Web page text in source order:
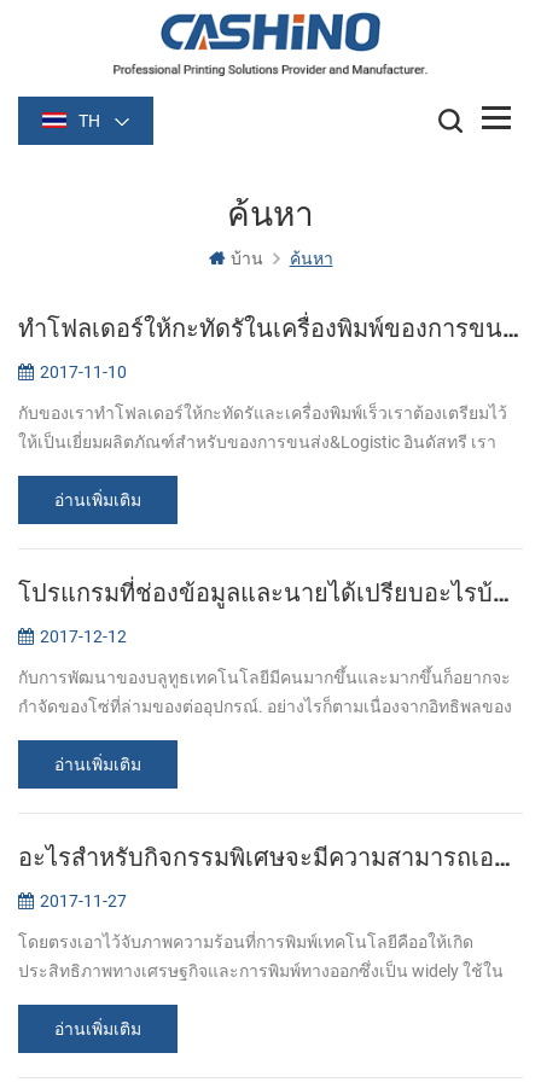
TH
ค้นหา
บ้าน ค้นหา
ทำโฟลเดอร์ให้กะทัดรัในเครื่องพิมพ์ของการขนส่ง&Logistics
2017-11-10
กับของเราทำโฟลเดอร์ให้กะทัดรัและเครื่องพิมพ์เร็วเราต้องเตรียมไว้
ให้เป็นเยี่ยมผลิตภัณฑ์สำหรับของการขนส่ง&Logistic อินดัสทรี เรา
เพื่อให้เรื่...
อ่านเพิ่มเติม
โปรแกรมที่ช่องข้อมูลและนายได้เปรียบอะไรบ้างของบลูทูธเครื่องพิมพ์
2017-12-12
กับการพัฒนาของบลูทูธเทคโนโลยีมีคนมากขึ้นและมากขึ้นก็อยากจะ
กำจัดของโซ่ที่ล่ามของต่ออุปกรณ์. อย่างไรก็ตามเนื่องจากอิทธิพลของ
ต้องการสำหรับส...
อ่านเพิ่มเติม
อะไรสำหรับกิจกรรมพิเศษจะมีความสามารถเอาไว้จับภาพความร้อนที่เครื่องพิมพ์ให้กับคุณ
2017-11-27
โดยตรงเอาไว้จับภาพความร้อนที่การพิมพ์เทคโนโลยีคืออให้เกิด
ประสิทธิภาพทางเศรษฐกิจและการพิมพ์ทางออกซึ่งเป็น widely ใช้ใน
kiosk เครื่...
อ่านเพิ่มเติม